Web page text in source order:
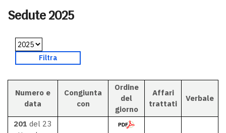
Sedute 2025
Numero e
data
Congiunta
con
Ordine
del
giorno
Affari
trattati
Verbale
201 del 23